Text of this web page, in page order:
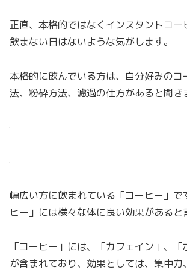
正直、本格的ではなくインスタントコー
飲まない日はないような気がします。
本格的に飲んでいる方は、自分好みのコ
法、粉砕方法、濾過の仕方があると聞き
幅広い方に飲まれている「コーヒー」で
ヒー」には様々な体に良い効果があると
「コーヒー」には、「カフェイン」、「
が含まれており、効果としては、集中力